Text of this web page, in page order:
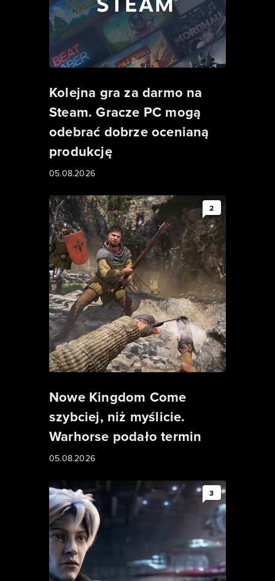
Kolejna gra za darmo na
Steam. Gracze PC mogą
odebrać dobrze ocenianą
produkcję
05.08.2026
2
Nowe Kingdom Come
szybciej, niż myślicie.
Warhorse podało termin
05.08.2026
3